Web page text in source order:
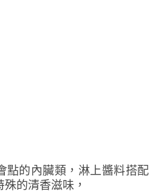
點的內臟類，淋上醬料搭配
的清香滋味，